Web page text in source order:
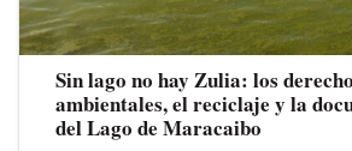
Sin lago no hay Zulia: los
ambientales, el reciclaje y la
del Lago de Maracaibo